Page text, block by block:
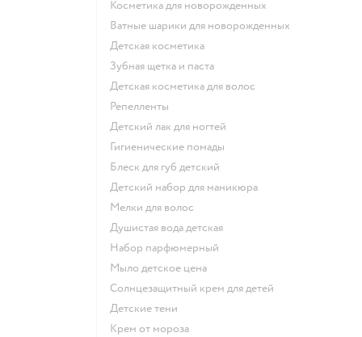
косметика для новорожденных
ватные шарики для новорожденных
детская косметика
зубная щетка и паста
детская косметика для волос
репелленты
детский лак для ногтей
гигиенические помады
блеск для губ детский
детский набор для маникюра
мелки для волос
душистая вода детская
набор парфюмерный
мыло детское цена
солнцезащитный крем для детей
детские тени
крем от мороза